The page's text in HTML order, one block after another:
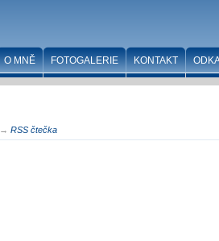
→ RSS čtečka
O MNĚ FOTOGALERIE KONTAKT